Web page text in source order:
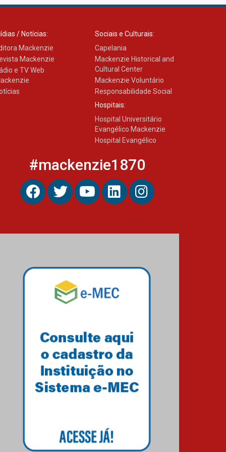
educação superior
/ Notícias:
Mackenzie
Mackenzie
e TV Web
Sociais e Culturais:
Capelania
Mackenzie Historical and
Cultural Center
Mackenzie Voluntário
Responsabilidade Social
Hospitais:
Hospital Universitário
Evangélico Mackenzie
Hospital Evangélico
#mackenzie1870